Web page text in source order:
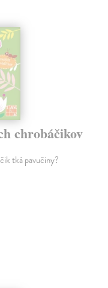
chrobáčikov
tká pavučiny?